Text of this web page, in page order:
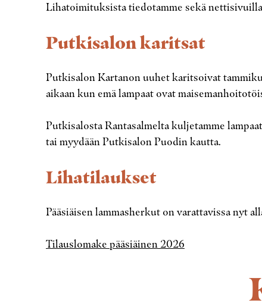
Lihatoimituksista tiedotamme sekä
Putkisalon karitsat
Putkisalon Kartanon uuhet karitsoivat
aikaan kun emä lampaat ovat
Putkisalosta Rantasalmelta kuljetamme
tai myydään Putkisalon Puodin kautta.
Lihatilaukset
Pääsiäisen lammasherkut on varattavissa nyt
Tilauslomake pääsiäinen 2026